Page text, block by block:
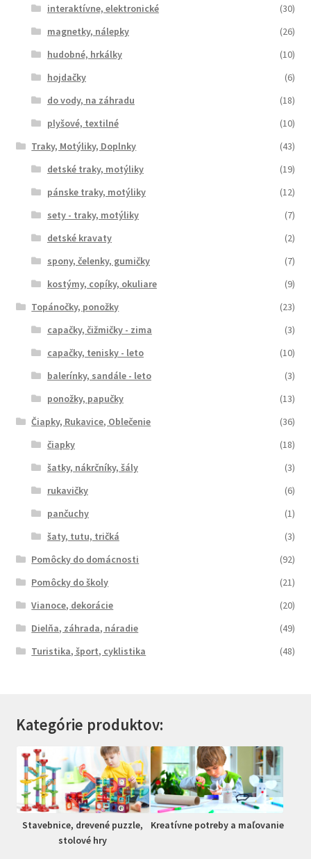
interaktívne, elektronické
(30)
magnetky, nálepky
(26)
hudobné, hrkálky
(10)
hojdačky
(6)
do vody, na záhradu
(18)
plyšové, textilné
(10)
Traky, Motýliky, Doplnky
(43)
detské traky, motýliky
(19)
pánske traky, motýliky
(12)
sety - traky, motýliky
(7)
detské kravaty
(2)
spony, čelenky, gumičky
(7)
kostýmy, copíky, okuliare
(9)
Topánočky, ponožky
(23)
capačky, čižmičky - zima
(3)
capačky, tenisky - leto
(10)
balerínky, sandále - leto
(3)
ponožky, papučky
(13)
Čiapky, Rukavice, Oblečenie
(36)
čiapky
(18)
šatky, nákrčníky, šály
(3)
rukavičky
(6)
pančuchy
(1)
šaty, tutu, tričká
(3)
Pomôcky do domácnosti
(92)
Pomôcky do školy
(21)
Vianoce, dekorácie
(20)
Dielňa, záhrada, náradie
(49)
Turistika, šport, cyklistika
(48)
Kategórie produktov:
Stavebnice, drevené puzzle,
stolové hry
Kreatívne potreby a maľovanie